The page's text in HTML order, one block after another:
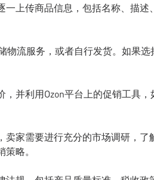
一上传商品信息，包括名称、描
物流服务，或者自行发货。如果
，并利用Ozon平台上的促销工具
卖家需要进行充分的市场调研，
略。